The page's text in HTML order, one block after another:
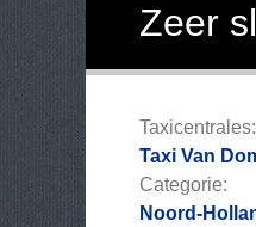
Zeer
Taxicentrales:
Taxi Van
Categorie:
Noord-